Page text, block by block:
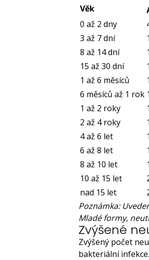
Věk
0 až 2 dny
3 až 7 dní
8 až 14 dní
15 až 30 dní
1 až 6 měsíců
6 měsíců až 1 rok
1 až 2 roky
2 až 4 roky
4 až 6 let
6 až 8 let
8 až 10 let
10 až 15 let
nad 15 let
Poznámka:
Mladé formy,
Zvýšené
Zvýšený počet
bakteriální